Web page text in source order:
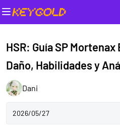
HSR: Guía SP
Daño, Habilidades y
Dani
2026/05/27